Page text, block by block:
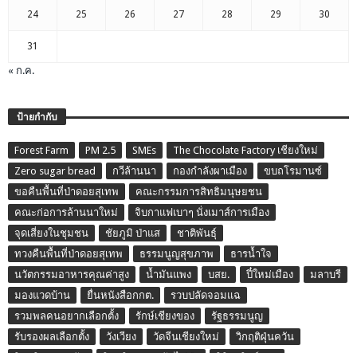
24 25 26 27 28 29 30
31
« ก.ค.
ป้ายกำกับ
Forest Farm PM 2.5 SMEs
The Chocolate Factory เชียงใหม่
Zero sugar bread
กวีล้านนา กองกำลังผาเมือง
ขบถโรมานซ์
ขอคืนพื้นที่ป่าดอยสุเทพ
คณะกรรมการสิทธิมนุษยชน
คณะก่อการล้านนาใหม่
จิบกาแฟเบาๆ นั่งเมาส์การเมือง
จุดเสี่ยงในชุมชน
ชัยภูมิ ป่าแส
ชาติพันธุ์
ทวงคืนพื้นที่ป่าดอยสุเทพ
ธรรมนูญสุขภาพ
ธารน้ำใจ
นวัตกรรมอาหารคุณค่าสูง
น้ำมันแพง บสย. ปี๋ใหม่เมือง
มลาบรี
มองแวดบ้าน
ยื่นหนังสือกกต.
รวบปลัดจอมแฉ
รวมพลคนอยากเลือกตั้ง
รักษ์เชียงของ
รัฐธรรมนูญ
รับรองผลเลือกตั้ง
วังเวียง วัดจีนเชียงใหม่
วิกฤติฝุ่นควัน